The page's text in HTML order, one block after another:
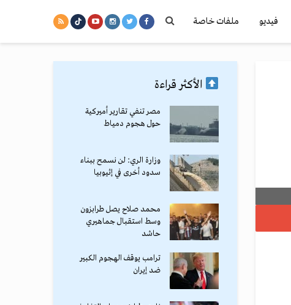
فيديو ملفات خاصة
الأكثر قراءة
مصر تنفي تقارير أميركية
حول هجوم دمياط
وزارة الري: لن نسمح ببناء
سدود أخرى في إثيوبيا
محمد صلاح يصل طرابزون
وسط استقبال جماهيري
حاشد
ترامب يوقف الهجوم الكبير
ضد إيران